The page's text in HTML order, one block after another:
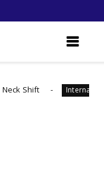
International చైనా